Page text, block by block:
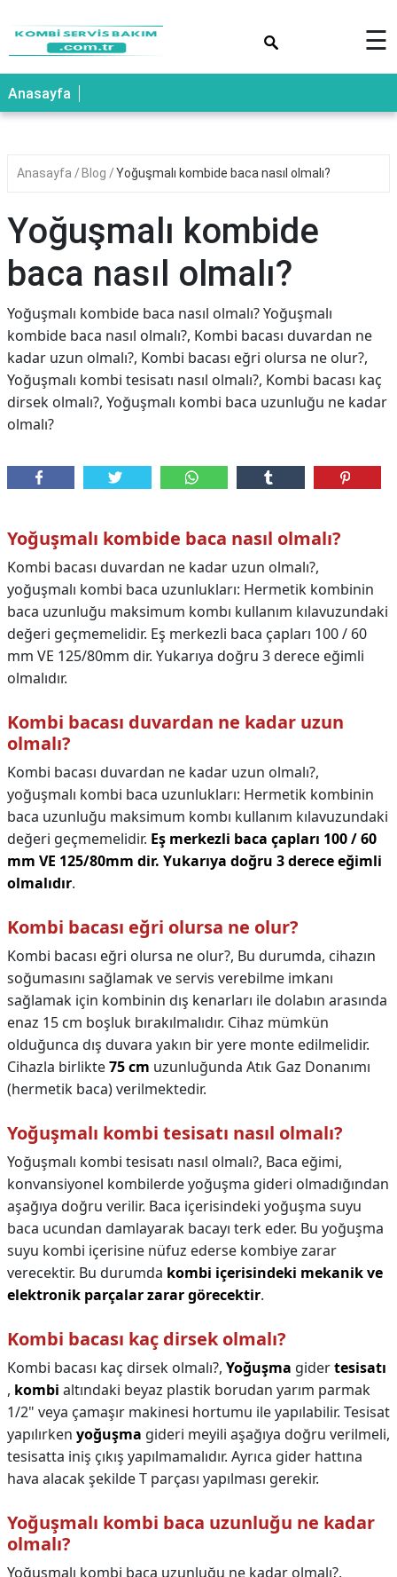
☰
Anasayfa
Anasayfa Blog Yoğuşmalı kombide baca nasıl olmalı?
Yoğuşmalı kombide
baca nasıl olmalı?
Yoğuşmalı kombide baca nasıl olmalı? Yoğuşmalı
kombide baca nasıl olmalı?, Kombi bacası duvardan ne
kadar uzun olmalı?, Kombi bacası eğri olursa ne olur?,
Yoğuşmalı kombi tesisatı nasıl olmalı?, Kombi bacası kaç
dirsek olmalı?, Yoğuşmalı kombi baca uzunluğu ne kadar
olmalı?
Yoğuşmalı kombide baca nasıl olmalı?
Kombi bacası duvardan ne kadar uzun olmalı?,
yoğuşmalı kombi baca uzunlukları: Hermetik kombinin
baca uzunluğu maksimum kombı kullanım kılavuzundaki
değeri geçmemelidir. Eş merkezli baca çapları 100 / 60
mm VE 125/80mm dir. Yukarıya doğru 3 derece eğimli
olmalıdır.
Kombi bacası duvardan ne kadar uzun
olmalı?
Kombi bacası duvardan ne kadar uzun olmalı?,
yoğuşmalı kombi baca uzunlukları: Hermetik kombinin
baca uzunluğu maksimum kombı kullanım kılavuzundaki
değeri geçmemelidir. Eş merkezli baca çapları 100 / 60
mm VE 125/80mm dir. Yukarıya doğru 3 derece eğimli
olmalıdır.
Kombi bacası eğri olursa ne olur?
Kombi bacası eğri olursa ne olur?, Bu durumda, cihazın
soğumasını sağlamak ve servis verebilme imkanı
sağlamak için kombinin dış kenarları ile dolabın arasında
enaz 15 cm boşluk bırakılmalıdır. Cihaz mümkün
olduğunca dış duvara yakın bir yere monte edilmelidir.
Cihazla birlikte75 cm uzunluğunda Atık Gaz Donanımı
(hermetik baca) verilmektedir.
Yoğuşmalı kombi tesisatı nasıl olmalı?
Yoğuşmalı kombi tesisatı nasıl olmalı?, Baca eğimi,
konvansiyonel kombilerde yoğuşma gideri olmadığından
aşağıya doğru verilir. Baca içerisindeki yoğuşma suyu
baca ucundan damlayarak bacayı terk eder. Bu yoğuşma
suyu kombi içerisine nüfuz ederse kombiye zarar
verecektir. Bu durumda kombi içerisindeki mekanik ve
elektronik parçalar zarar görecektir.
Kombi bacası kaç dirsek olmalı?
Kombi bacası kaç dirsek olmalı?, Yoğuşma gidertesisatı
, kombi altındaki beyaz plastik borudan yarım parmak
1/2" veya çamaşır makinesi hortumu ile yapılabilir. Tesisat
yapılırken yoğuşma gideri meyili aşağıya doğru verilmeli,
tesisatta iniş çıkış yapılmamalıdır. Ayrıca gider hattına
hava alacak şekilde T parçası yapılması gerekir.
Yoğuşmalı kombi baca uzunluğu ne kadar
olmalı?
Yoğuşmalı kombi baca uzunluğu ne kadar olmalı?,